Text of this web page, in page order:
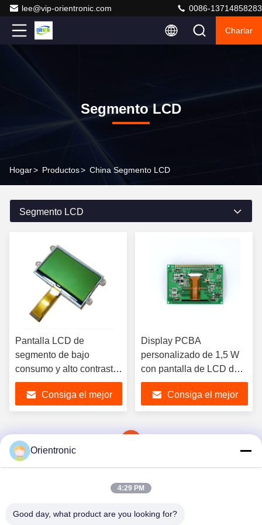
lee@vip-orientronic.com 0086-13714858283
Charlar
Segmento LCD
Hogar> Productos> China Segmento LCD
Segmento LCD
Pantalla LCD de
segmento de bajo
consumo y alto contraste
de grado industrial,
pantalla LCD de
segmento, LCD de
Consiga el mejor
Display PCBA
personalizado de 1,5 W
con pantalla de LCD de
segmento OLED 50
1500cd/M2, pantalla de
LCD de segmento,
Consiga el mejor
Orientronic
4:29 PM
Good day, what product are you looking for?